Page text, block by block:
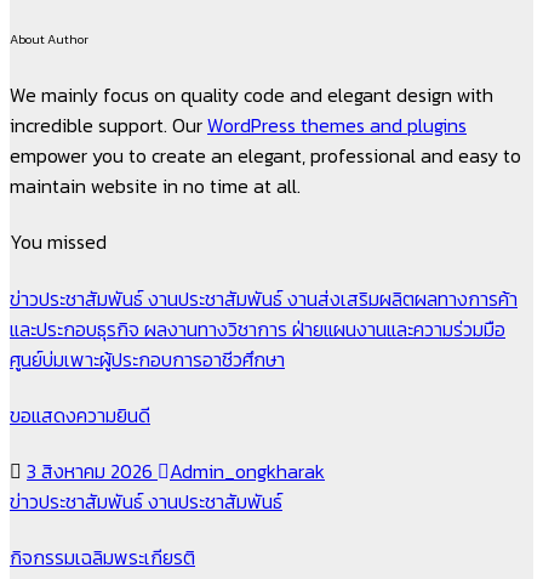
About Author
We mainly focus on quality code and elegant design with
incredible support. OurWordPress themes and plugins
empower you to create an elegant, professional and easy to
maintain website in no time at all.
You missed
ข่าวประชาสัมพันธ์งานประชาสัมพันธ์งานส่งเสริมผลิตผลทางการค้า
และประกอบธุรกิจ ผลงานทางวิชาการ ฝ่ายแผนงานและความร่วมมือ
ศูนย์บ่มเพาะผู้ประกอบการอาชีวศึกษา
ขอแสดงความยินดี
3 สิงหาคม 2026
Admin_ongkharak
ข่าวประชาสัมพันธ์งานประชาสัมพันธ์
กิจกรรมเฉลิมพระเกียรติ